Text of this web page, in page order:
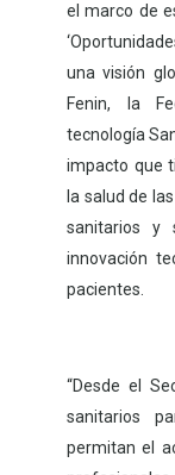
el marco de
una visión
Fenin, la
tecnología
impacto que
la salud de
sanitarios y
innovación
pacientes.
“Desde el
sanitarios
permitan el